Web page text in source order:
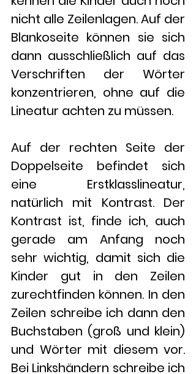
nicht alle Zeilenlagen. Auf der
Blankoseite können sie sich
dann ausschließlich auf das
Verschriften der Wörter
konzentrieren, ohne auf die
Lineatur achten zu müssen.
Auf der rechten Seite der
Doppelseite befindet sich
eine Erstklasslineatur,
natürlich mit Kontrast. Der
Kontrast ist, finde ich, auch
gerade am Anfang noch
sehr wichtig, damit sich die
Kinder gut in den Zeilen
zurechtfinden können. In den
Zeilen schreibe ich dann den
Buchstaben (groß und klein)
und Wörter mit diesem vor.
Bei Linkshändern schreibe ich